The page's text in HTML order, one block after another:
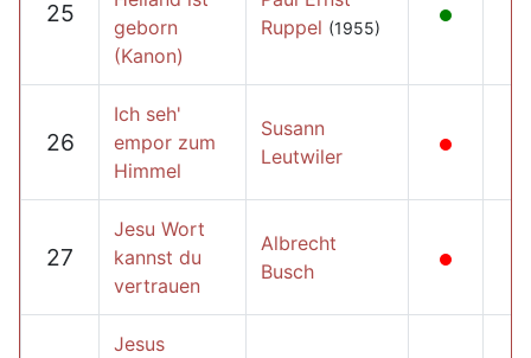
25
geborn
(Kanon)
Ruppel (1955)
26
Ich seh'
empor zum
Himmel
Susann
Leutwiler
27
Jesu Wort
kannst du
vertrauen
Albrecht
Busch
Jesus